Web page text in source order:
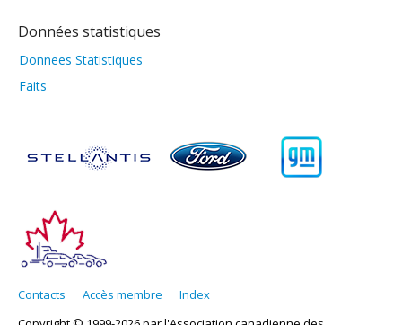
Données statistiques
Donnees Statistiques
Faits
Contacts Accès membre
Index